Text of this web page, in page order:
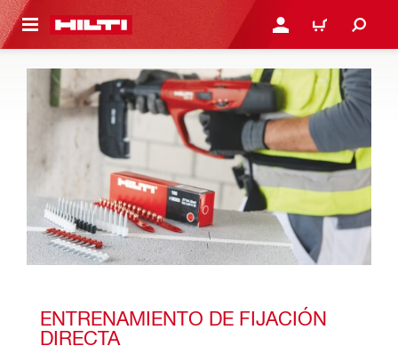
PRINCIPAL INICIE SESIÓN O
CARRITO
ENTRENAMIENTO DE FIJACIÓN
DIRECTA